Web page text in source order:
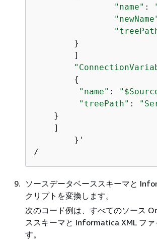
"name" :
{
"name" :
"treePath" :
    }
    ]
/
ソースデータベーススキーマと
クリプトを変換します。
次のコード例は、すべてのソース
ススキーマと Informatica XML ファ
す。